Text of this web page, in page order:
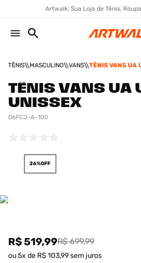
Artwalk: Sua Loja de Tênis,
TÊNIS MASCULINO VANS TÊNIS VANS UA
TÊNIS VANS UA
UNISSEX
D6FCJ-A-100
26%OFF
R$ 519,99R$ 699,99
ou5x de R$ 103,99sem juros